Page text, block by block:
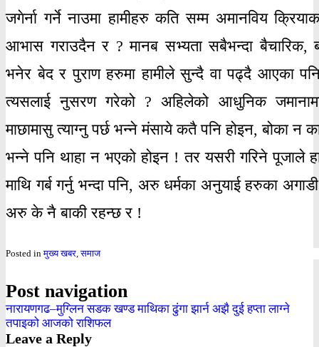
जगेर्ना गर्ने नाउमा हामीहरु कति सम्म अमानविय
आभास गराउदैन र ? मानब सभ्यता सबैभन्दा बैचारिक,
भनेर बेद र पुराण हरुमा हामीले सुन्दै वा पढ्दै आएका
त्यसलाई नुसरण गरेको ? अहिलेको आधुनिक
माछामासु त्याग्नु पर्छ भन्ने मंसाये कतै पनि होइन, बोका न
भन्ने पनि थाहा न भएको होइन ! तर यसरी गरिने पूजाले
माथि गर्ब गर्नु भन्दा पनि, अरु धर्मका अनुयाई हरुका
अरु के नै बाकी रहन्छ र !
Posted inमुख्य खबर,समाज
Post navigation
नारायणगढ–मुग्लिन सडक खण्ड माथिका ढुंगा झार्न अझै दुई हप्ता लाग्ने
तपाइको आजको राशिफल
Leave a Reply